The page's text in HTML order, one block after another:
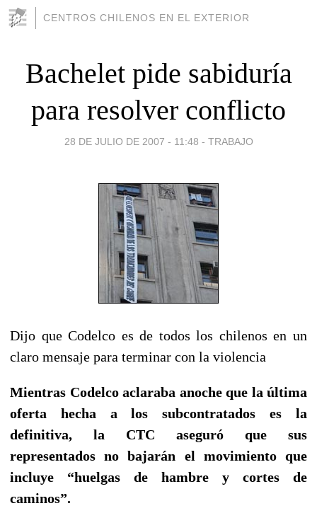
CENTROS CHILENOS EN EL EXTERIOR
Bachelet pide sabiduría
para resolver conflicto
28 DE JULIO DE 2007 - 11:48 - TRABAJO
Dijo que Codelco es de todos los chilenos en un
claro mensaje para terminar con la violencia
Mientras Codelco aclaraba anoche que la última
oferta hecha a los subcontratados es la
definitiva, la CTC aseguró que sus
representados no bajarán el movimiento que
incluye “huelgas de hambre y cortes de
caminos”.